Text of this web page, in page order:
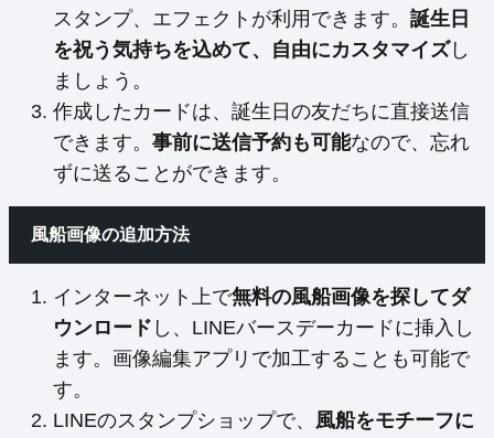
スタンプ、エフェクトが利用できます。 誕生日
を祝う気持ちを込めて、自由にカスタマイズし
ましょう。
作成したカードは、誕生日の友だちに直接送信
できます。 事前に送信予約も可能なので、忘れ
ずに送ることができます。
風船画像の追加方法
インターネット上で無料の風船画像を探してダ
ウンロード し、LINEバースデーカードに挿入し
ます。画像編集アプリで加工することも可能で
す。
LINEのスタンプショップで、 風船をモチーフに